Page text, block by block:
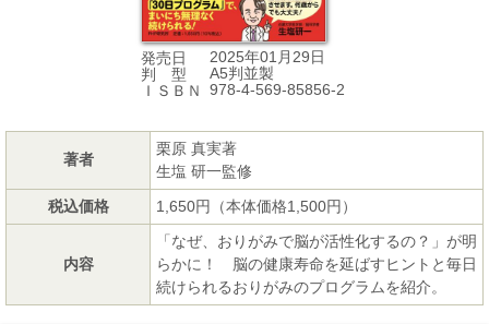
発売日
2025年01月29日
判 型
A5判並製
ＩＳＢＮ
978-4-569-85856-2
著者
栗原 真実著
生塩 研一監修
税込価格
1,650円（本体価格1,500円）
内容
「なぜ、おりがみで脳が活性化するの？」が明
らかに！ 脳の健康寿命を延ばすヒントと毎日
続けられるおりがみのプログラムを紹介。